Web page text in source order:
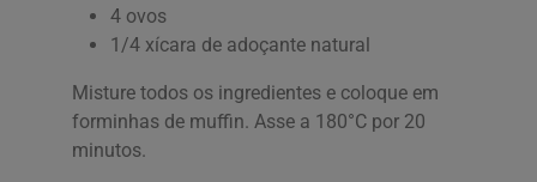
4 ovos
1/4 xícara de adoçante natural
Misture todos os ingredientes e coloque em
forminhas de muffin. Asse a 180°C por 20
minutos.